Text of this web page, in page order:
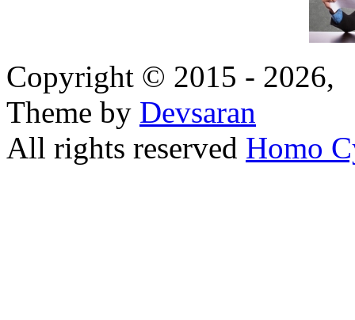
Copyright © 2015 - 2026,
Theme by Devsaran
All rights reserved Homo